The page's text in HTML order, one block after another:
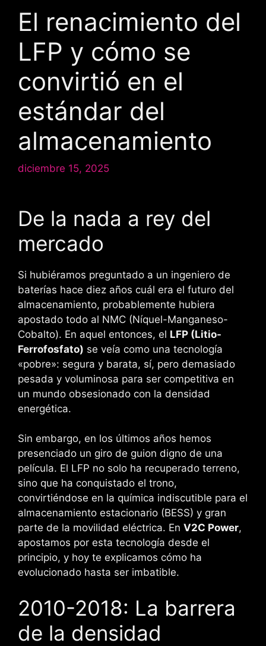
El renacimiento del
LFP y cómo se
convirtió en el
estándar del
almacenamiento
diciembre 15, 2025
De la nada a rey del
mercado
Si hubiéramos preguntado a un ingeniero de
baterías hace diez años cuál era el futuro del
almacenamiento, probablemente hubiera
apostado todo al NMC (Níquel-Manganeso-
Cobalto). En aquel entonces, el LFP (Litio-
Ferrofosfato) se veía como una tecnología
«pobre»: segura y barata, sí, pero demasiado
pesada y voluminosa para ser competitiva en
un mundo obsesionado con la densidad
energética.
Sin embargo, en los últimos años hemos
presenciado un giro de guion digno de una
película. El LFP no solo ha recuperado terreno,
sino que ha conquistado el trono,
convirtiéndose en la química indiscutible para el
almacenamiento estacionario (BESS) y gran
parte de la movilidad eléctrica. En V2C Power,
apostamos por esta tecnología desde el
principio, y hoy te explicamos cómo ha
evolucionado hasta ser imbatible.
2010-2018: La barrera
de la densidad